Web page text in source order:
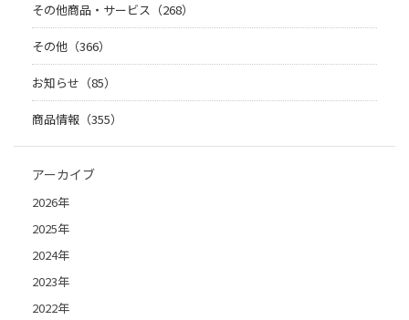
その他商品・サービス（268）
その他（366）
お知らせ（85）
商品情報（355）
アーカイブ
2026年
2025年
2024年
2023年
2022年